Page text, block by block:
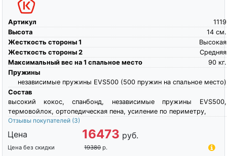
Артикул
1119
Высота
см.
14
Жесткость стороны 1
Высокая
Жесткость стороны 2
Средняя
Максимальный вес на 1 спальное место
кг.
90
Пружины
независимые пружины EVS500 (500 пружин на спальное место)
Состав
высокий кокос, спанбонд, независимые пружины EVS500,
термовойлок, ортопедическая пена, усиление по периметру,
Отзывы покупателей (3)
Цена 16473 руб.
Цена без скидки 19380 р.